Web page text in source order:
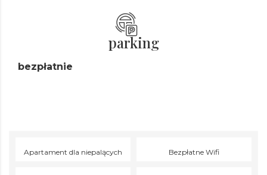
parking
bezpłatnie
Apartament dla niepalących Bezpłatne Wifi